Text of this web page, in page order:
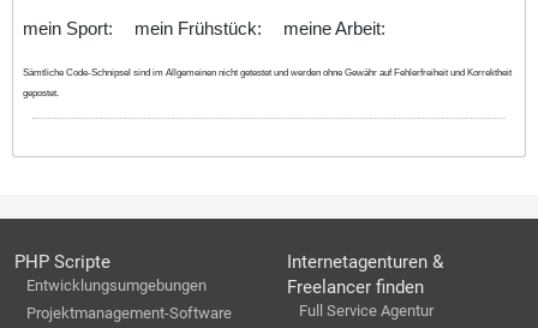
mein Sport: mein Frühstück: meine Arbeit:
Sämtliche Code-Schnipsel sind im Allgemeinen nicht getestet und werden ohne Gewähr auf Fehlerfreiheit und Korrektheit
gepostet.
PHP Scripte
Entwicklungsumgebungen
Projektmanagement-Software
Internetagenturen &
Freelancer finden
Full Service Agentur